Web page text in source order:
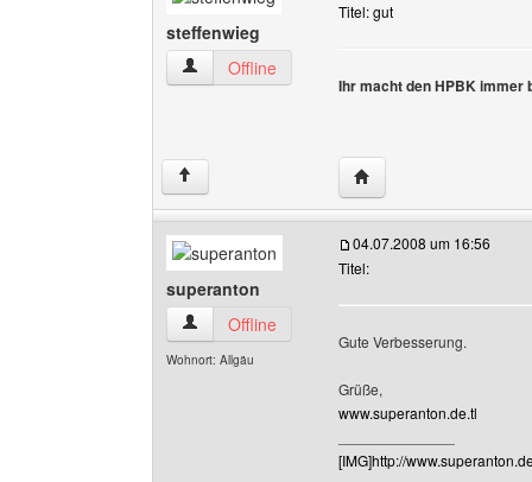
steffenwieg
steffenwieg Benutzer-Profile anzeigen
Offline
Titel: gut
Ihr macht den HPBK immer
↑ Website dieses
superanton
superanton Benutzer-Profile anzeigen
Offline
Wohnort: Allgäu
04.07.2008 um 16:56
Titel:
Gute Verbesserung.
Grüße,
www.superanton.de.tl
[IMG]http://